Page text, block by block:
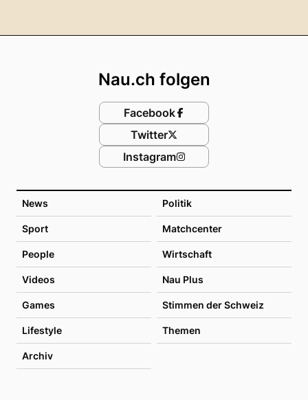
News Politik
Sport Matchcenter
People Wirtschaft
Videos Nau Plus
Games Stimmen der Schweiz
Lifestyle Themen
Archiv
Nau.ch folgen
Facebook
Twitter
Instagram